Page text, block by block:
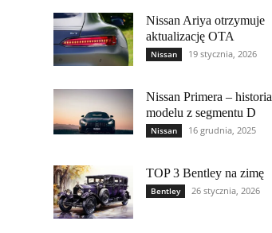
Nissan Ariya otrzymuje
aktualizację OTA
Nissan 19 stycznia, 2026
Nissan Primera – historia
modelu z segmentu D
Nissan 16 grudnia, 2025
TOP 3 Bentley na zimę
Bentley 26 stycznia, 2026